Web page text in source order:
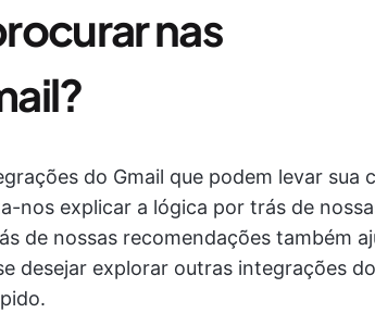
nas
do Gmail que podem levar sua
nos explicar a lógica por trás de
de nossas recomendações também
desejar explorar outras integrações do